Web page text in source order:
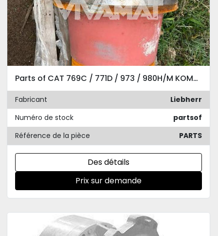
Parts of CAT 769C / 771D / 973 / 980H/M KOMATSU HD985 / LIEBHERR A914/ A922 / R954CHD Li / TEREX
Fabricant
Liebherr
Numéro de stock
partsof
Référence de la pièce
PARTS
Des détails
Prix sur demande